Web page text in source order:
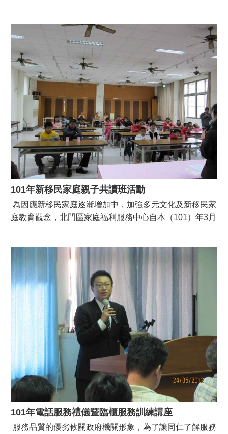
月秘書長講授「性別平等與家庭經營」主題，藉由講座破
除以往家庭經營的迷思，營造更溫馨和諧的祥和社會。
101年新移民家庭親子共讀班活動
為因應新移民家庭逐漸增加中，加強多元文化及新移民家
庭教育觀念，北門區家庭福利服務中心自本（101）年3月
101年電話服務禮儀暨臨櫃服務訓練講座
服務品質的優劣攸關政府機關形象，為了讓同仁了解服務